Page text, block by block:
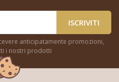
ISCRIVITI
anticipatamente promozioni,
i nostri prodotti